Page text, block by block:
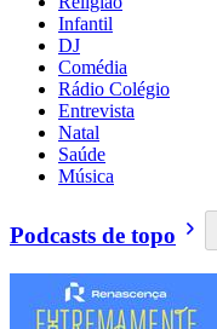
Infantil
DJ
Comédia
Rádio Colégio
Entrevista
Natal
Saúde
Música
Podcasts de topo